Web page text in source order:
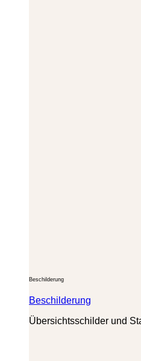
Beschilderung
Beschilderung
Übersichtsschilder und